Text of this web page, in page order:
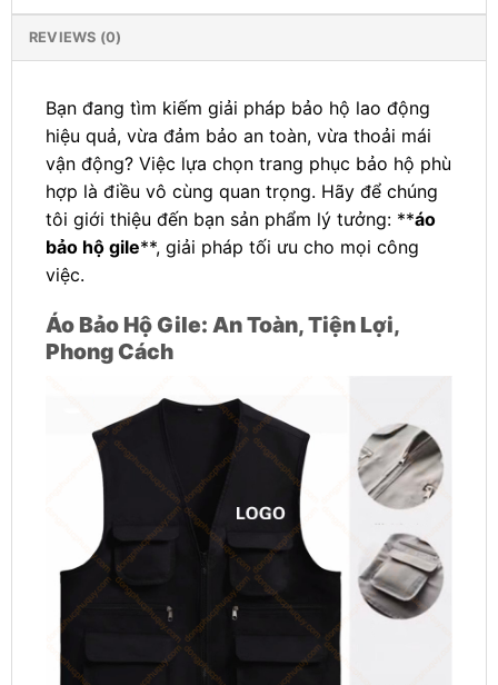
REVIEWS (0)
Bạn đang tìm kiếm giải pháp bảo hộ lao động
hiệu quả, vừa đảm bảo an toàn, vừa thoải mái
vận động? Việc lựa chọn trang phục bảo hộ phù
hợp là điều vô cùng quan trọng. Hãy để chúng
tôi giới thiệu đến bạn sản phẩm lý tưởng: **áo
bảo hộ gile**, giải pháp tối ưu cho mọi công
việc.
Áo Bảo Hộ Gile: An Toàn, Tiện Lợi,
Phong Cách